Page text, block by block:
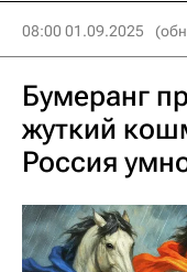
08:00 01.09.2025
Бумеранг
жуткий
Россия